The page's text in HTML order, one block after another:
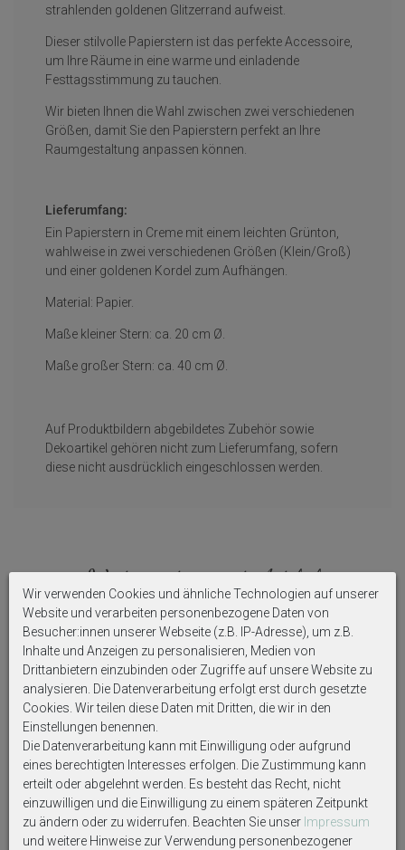
strahlenden goldenen Glitzerrand aufweist.
Dieser stilvolle Papierstern ist das perfekte Accessoire,
um Ihre Räume in eine warme und einladende
Festtagsstimmung zu tauchen.
Wir bieten Ihnen die Wahl zwischen zwei verschiedenen
Größen, damit Sie den Papierstern perfekt an Ihre
Raumgestaltung anpassen können.
Lieferumfang:
Ein Papierstern in Creme mit einem leichten Grünton,
wahlweise in zwei verschiedenen Größen (Klein/Groß)
und einer goldenen Kordel zum Aufhängen.
Material: Papier.
Maße kleiner Stern: ca. 20 cm Ø.
Maße großer Stern: ca. 40 cm Ø.
Auf Produktbildern abgebildetes Zubehör sowie
Dekoartikel gehören nicht zum Lieferumfang, sofern
diese nicht ausdrücklich eingeschlossen werden.
Weitere interessante Artikel
Christbaumschmuck Glas
Weinglas Weißwein Transparent
Anhänger Geschenk
Weihnachten Weihnachtsbaum
Geschenkrahmen Holz
Bilderrahmen Deko Diorama
Weihnachten Geldgeschenk
Gutschein mit LED Katze
Wir verwenden Cookies und ähnliche Technologien auf unserer
Website und verarbeiten personenbezogene Daten von
Besucher:innen unserer Webseite (z.B. IP-Adresse), um z.B.
Inhalte und Anzeigen zu personalisieren, Medien von
Drittanbietern einzubinden oder Zugriffe auf unsere Website zu
analysieren. Die Datenverarbeitung erfolgt erst durch gesetzte
Cookies. Wir teilen diese Daten mit Dritten, die wir in den
Einstellungen benennen.
Die Datenverarbeitung kann mit Einwilligung oder aufgrund
eines berechtigten Interesses erfolgen. Die Zustimmung kann
erteilt oder abgelehnt werden. Es besteht das Recht, nicht
einzuwilligen und die Einwilligung zu einem späteren Zeitpunkt
zu ändern oder zu widerrufen. Beachten Sie unser Impressum
und weitere Hinweise zur Verwendung personenbezogener